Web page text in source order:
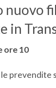
nuovo
in
ore 10
prevendite